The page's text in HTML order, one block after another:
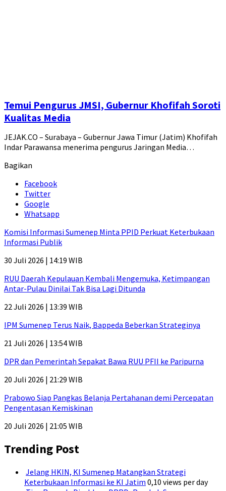
Temui Pengurus JMSI, Gubernur Khofifah Soroti
Kualitas Media
JEJAK.CO – Surabaya – Gubernur Jawa Timur (Jatim) Khofifah
Indar Parawansa menerima pengurus Jaringan Media…
Bagikan
Facebook
Twitter
Google
Whatsapp
Komisi Informasi Sumenep Minta PPID Perkuat Keterbukaan
Informasi Publik
30 Juli 2026 | 14:19 WIB
RUU Daerah Kepulauan Kembali Mengemuka, Ketimpangan
Antar-Pulau Dinilai Tak Bisa Lagi Ditunda
22 Juli 2026 | 13:39 WIB
IPM Sumenep Terus Naik, Bappeda Beberkan Strateginya
21 Juli 2026 | 13:54 WIB
DPR dan Pemerintah Sepakat Bawa RUU PFII ke Paripurna
20 Juli 2026 | 21:29 WIB
Prabowo Siap Pangkas Belanja Pertahanan demi Percepatan
Pengentasan Kemiskinan
20 Juli 2026 | 21:05 WIB
Trending Post
Jelang HKIN, KI Sumenep Matangkan Strategi
Keterbukaan Informasi ke KI Jatim 0,10 views per day